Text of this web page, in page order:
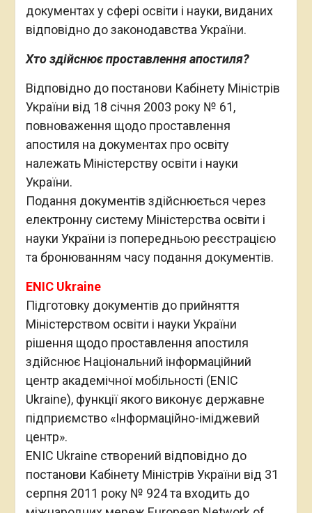
документах у сфері освіти і науки, виданих
відповідно до законодавства України.
Хто здійснює проставлення апостиля?
Відповідно до постанови Кабінету Міністрів
України від 18 січня 2003 року № 61,
повноваження щодо проставлення
апостиля на документах про освіту
належать Міністерству освіти і науки
України.
Подання документів здійснюється через
електронну систему Міністерства освіти і
науки України із попередньою реєстрацією
та бронюванням часу подання документів.
ENIC Ukraine
Підготовку документів до прийняття
Міністерством освіти і науки України
рішення щодо проставлення апостиля
здійснює Національний інформаційний
центр академічної мобільності (ENIC
Ukraine), функції якого виконує державне
підприємство «Інформаційно-іміджевий
центр».
ENIC Ukraine створений відповідно до
постанови Кабінету Міністрів України від 31
серпня 2011 року № 924 та входить до